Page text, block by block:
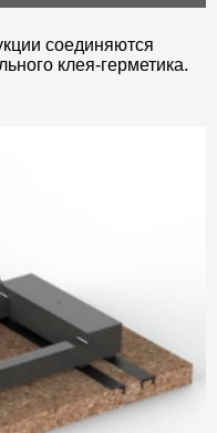
соединяются
клея-герметика.